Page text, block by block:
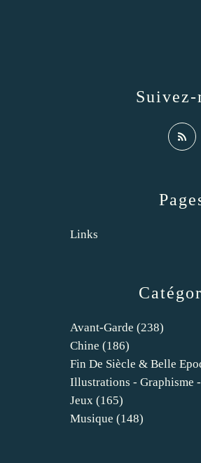
Avant-Garde (238)
Chine (186)
Fin De Siècle & Belle
Illustrations - Graphisme
Jeux (165)
Musique (148)
Links
Suivez-